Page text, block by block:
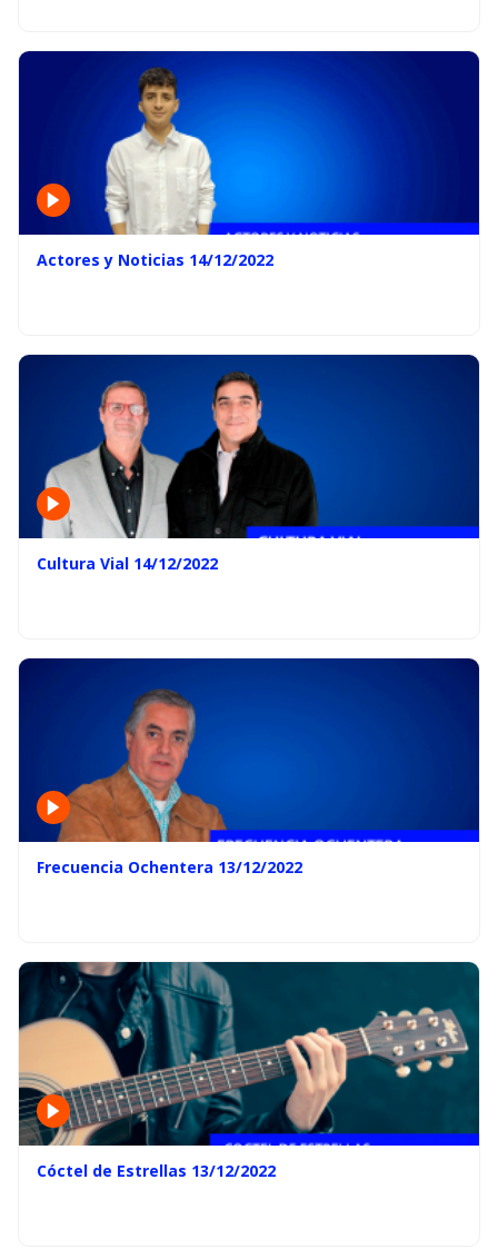
Actores y Noticias 14/12/2022
Cultura Vial 14/12/2022
Frecuencia Ochentera 13/12/2022
Cóctel de Estrellas 13/12/2022